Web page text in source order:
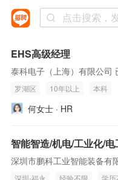
EHS高级经理
泰科电子（上海）有限公司
罗湖区 10年以上 本科
何女士 · HR
智能智造/机电/工业化/电
深圳市鹏科工业智能装备有
深圳-福永 经验不限 学历